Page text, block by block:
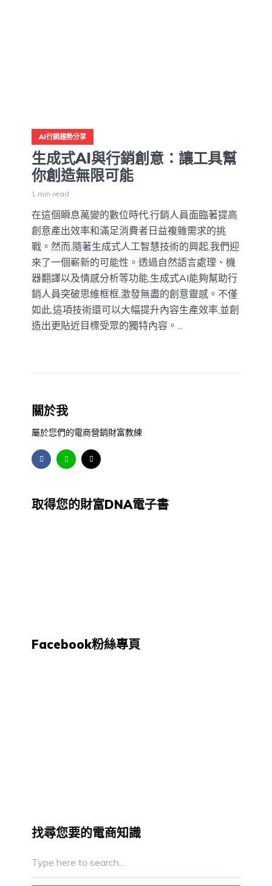
AI行銷趨勢分享
生成式AI與行銷創意：讓工具幫
你創造無限可能
1 min read
在這個瞬息萬變的數位時代,行銷人員面臨著提高
創意產出效率和滿足消費者日益複雜需求的挑
戰。然而,隨著生成式人工智慧技術的興起,我們迎
來了一個嶄新的可能性。透過自然語言處理、機
器翻譯以及情感分析等功能,生成式AI能夠幫助行
銷人員突破思維框框,激發無盡的創意靈感。不僅
如此,這項技術還可以大幅提升內容生產效率,並創
造出更貼近目標受眾的獨特內容。...
關於我
屬於您們的電商營銷財富教練
取得您的財富DNA電子書
Facebook粉絲專頁
找尋您要的電商知識